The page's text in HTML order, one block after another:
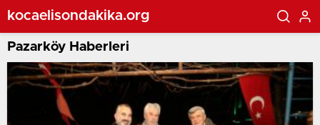
kocaelisondakika.org
Pazarköy Haberleri